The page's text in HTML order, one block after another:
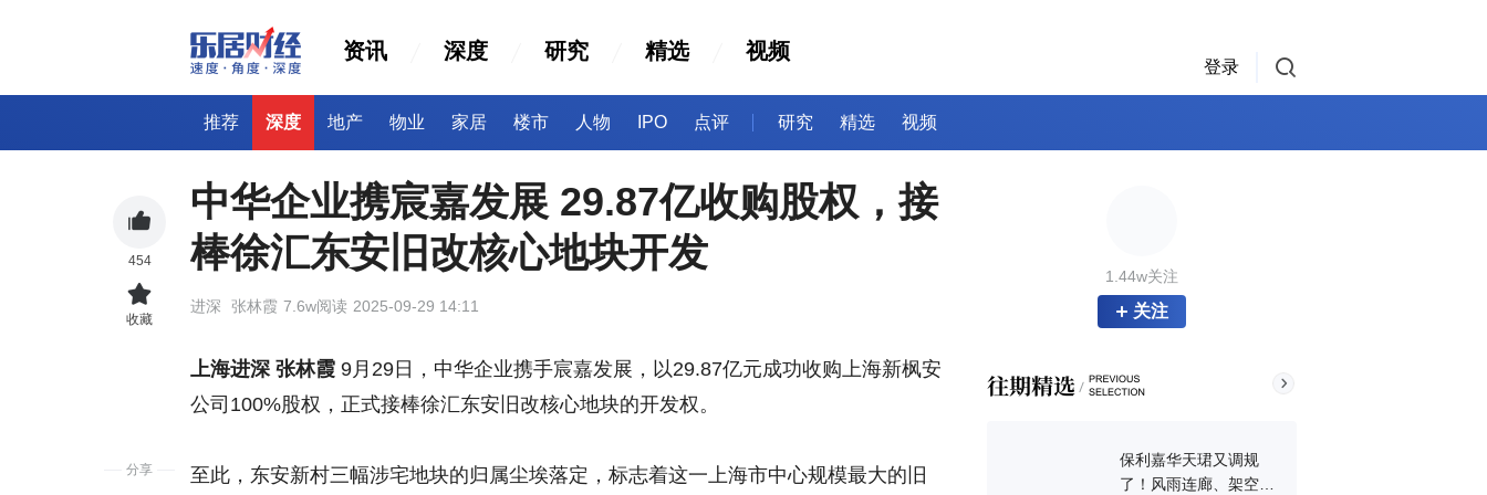
资讯 深度 研究 精选 视频
登录
推荐 深度 地产 物业 家居 楼市 人物 IPO 点评 研究 精选 视频
1.44w关注
关注
保利嘉华天珺又调规
了！风雨连廊、架空
中华企业携宸嘉发展 29.87亿收购股权，接
棒徐汇东安旧改核心地块开发
进深 张林霞 7.6w阅读 2025-09-29 14:11
上海进深 张林霞 9月29日，中华企业携手宸嘉发展，以29.87亿元成功收购上海新枫安
公司100%股权，正式接棒徐汇东安旧改核心地块的开发权。
至此，东安新村三幅涉宅地块的归属尘埃落定，标志着这一上海市中心规模最大的旧
454
收藏
分享